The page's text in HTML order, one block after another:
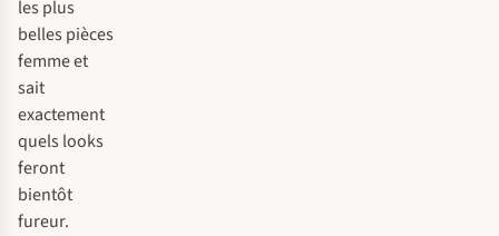
les plus
belles pièces
femme et
sait
exactement
quels looks
feront
bientôt
fureur.